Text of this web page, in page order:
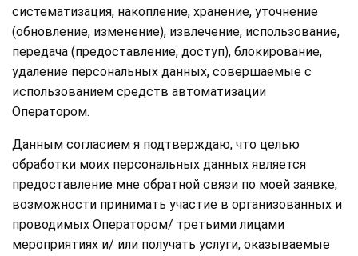
систематизация, накопление, хранение, уточнение
(обновление, изменение), извлечение, использование,
передача (предоставление, доступ), блокирование,
удаление персональных данных, совершаемые с
использованием средств автоматизации
Оператором.
Данным согласием я подтверждаю, что целью
обработки моих персональных данных является
предоставление мне обратной связи по моей заявке,
возможности принимать участие в организованных и
проводимых Оператором/ третьими лицами
мероприятиях и/ или получать услуги, оказываемые